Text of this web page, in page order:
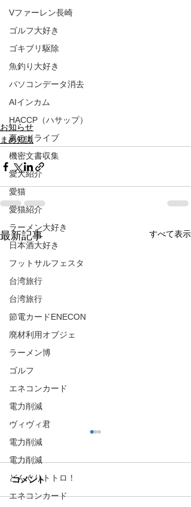
Vファーレン長崎
ゴルフ大好き
ゴキブリ駆除
魚釣り大好き
パソコンデータ消去
AIインカム
HACCP（ハサップ）
夏のドライブ
機密文書収集
愛犬紹介
愛猫
愛猫紹介
ラーメン大好き
日本酒大好き
フットサルフェスタ
台湾旅行
台湾旅行
節電カードENECON
廃材利用オブジェ
ラーメン博
ゴルフ
エネコンカード
電力削減
ヴィヴィ君
電力削減
電力削減
どんぐりトトロ！
エネコンカード
お知らせ
まめ知識
最新記事 すべて表示
コメント